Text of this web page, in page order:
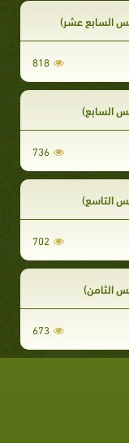
السابع عشر)
818
السابع)
736
التاسع)
702
الثامن)
673